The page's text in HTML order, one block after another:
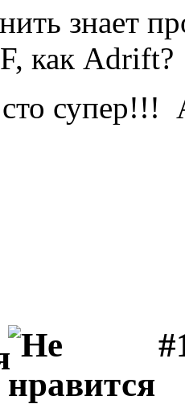
знает
как Adrift?
супер!!!